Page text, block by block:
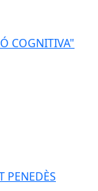
COGNITIVA"
COGNITIVA"
PENEDÈS